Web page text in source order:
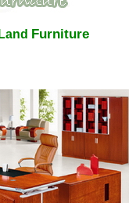
Furniture